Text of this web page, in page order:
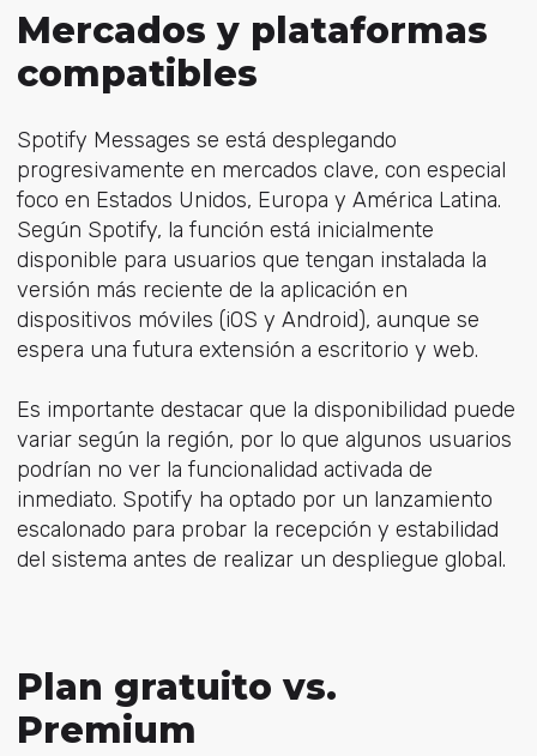
Mercados y plataformas
compatibles
Spotify Messages se está desplegando
progresivamente en mercados clave, con especial
foco en Estados Unidos, Europa y América Latina.
Según Spotify, la función está inicialmente
disponible para usuarios que tengan instalada la
versión más reciente de la aplicación en
dispositivos móviles (iOS y Android), aunque se
espera una futura extensión a escritorio y web.
Es importante destacar que la disponibilidad puede
variar según la región, por lo que algunos usuarios
podrían no ver la funcionalidad activada de
inmediato. Spotify ha optado por un lanzamiento
escalonado para probar la recepción y estabilidad
del sistema antes de realizar un despliegue global.
Plan gratuito vs.
Premium